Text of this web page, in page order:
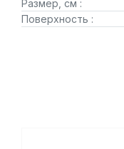
Размер, см :
Поверхность :